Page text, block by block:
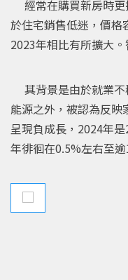
經常在購買新房時更
於住宅銷售低迷，價格
2023年相比有所擴大
其背景是由於就業不
能源之外，被認為反映
呈現負成長，2024年
年徘徊在0.5%左右至